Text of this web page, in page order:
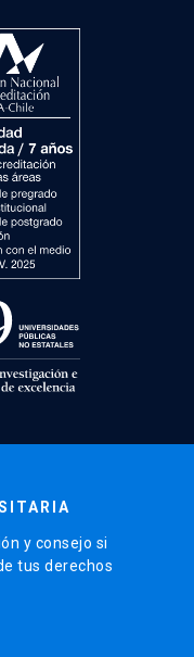
y consejo si
tus derechos